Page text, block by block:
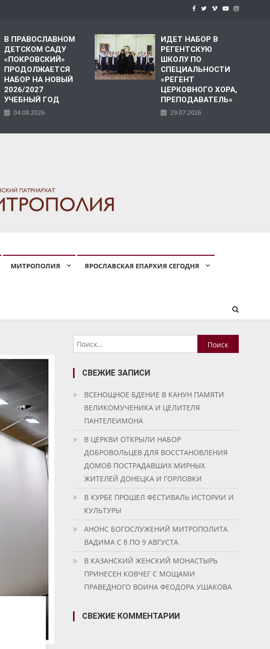
В ПРАВОСЛАВНОМ
ДЕТСКОМ САДУ
«ПОКРОВСКИЙ»
ПРОДОЛЖАЕТСЯ
НАБОР НА НОВЫЙ
2026/2027
УЧЕБНЫЙ ГОД
04.08.2026
ИДЕТ НАБОР В
РЕГЕНТСКУЮ
ШКОЛУ ПО
СПЕЦИАЛЬНОСТИ
«РЕГЕНТ
ЦЕРКОВНОГО ХОРА,
ПРЕПОДАВАТЕЛЬ»
29.07.2026
МИТРОПОЛИЯ ЯРОСЛАВСКАЯ ЕПАРХИЯ СЕГОДНЯ
Найти:
СВЕЖИЕ ЗАПИСИ
ВСЕНОЩНОЕ БДЕНИЕ В КАНУН ПАМЯТИ
ВЕЛИКОМУЧЕНИКА И ЦЕЛИТЕЛЯ
ПАНТЕЛЕИМОНА
В ЦЕРКВИ ОТКРЫЛИ НАБОР
ДОБРОВОЛЬЦЕВ ДЛЯ ВОССТАНОВЛЕНИЯ
ДОМОВ ПОСТРАДАВШИХ МИРНЫХ
ЖИТЕЛЕЙ ДОНЕЦКА И ГОРЛОВКИ
В КУРБЕ ПРОШЕЛ ФЕСТИВАЛЬ ИСТОРИИ И
КУЛЬТУРЫ
АНОНС БОГОСЛУЖЕНИЙ МИТРОПОЛИТА
ВАДИМА С 8 ПО 9 АВГУСТА
В КАЗАНСКИЙ ЖЕНСКИЙ МОНАСТЫРЬ
ПРИНЕСЕН КОВЧЕГ С МОЩАМИ
ПРАВЕДНОГО ВОИНА ФЕОДОРА УШАКОВА
СВЕЖИЕ КОММЕНТАРИИ